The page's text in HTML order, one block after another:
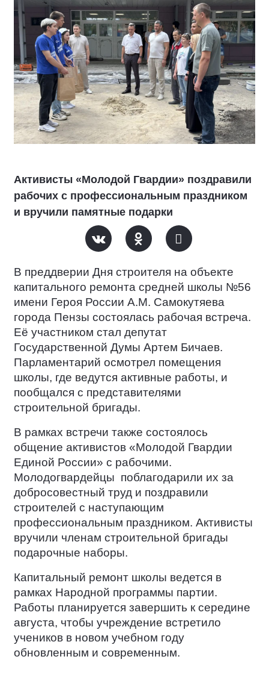
Активисты «Молодой Гвардии» поздравили
рабочих с профессиональным праздником
и вручили памятные подарки
В преддверии Дня строителя на объекте
капитального ремонта средней школы №56
имени Героя России А.М. Самокутяева
города Пензы состоялась рабочая встреча.
Её участником стал депутат
Государственной Думы Артем Бичаев.
Парламентарий осмотрел помещения
школы, где ведутся активные работы, и
пообщался с представителями
строительной бригады.
В рамках встречи также состоялось
общение активистов «Молодой Гвардии
Единой России» с рабочими.
Молодогвардейцы поблагодарили их за
добросовестный труд и поздравили
строителей с наступающим
профессиональным праздником. Активисты
вручили членам строительной бригады
подарочные наборы.
Капитальный ремонт школы ведется в
рамках Народной программы партии.
Работы планируется завершить к середине
августа, чтобы учреждение встретило
учеников в новом учебном году
обновленным и современным.